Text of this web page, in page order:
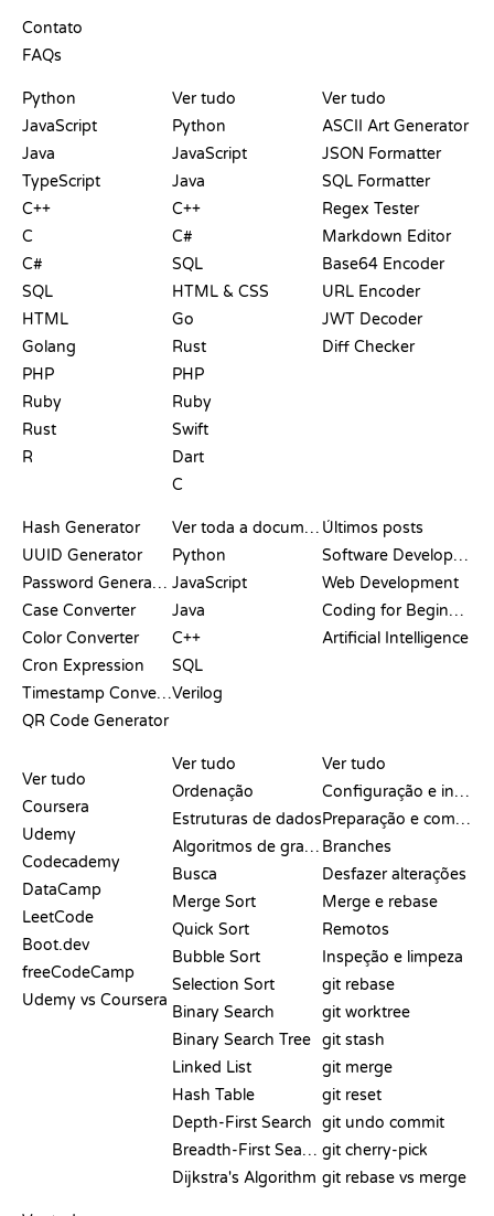
Contato
FAQs
Python
JavaScript
Java
TypeScript
C++
C
C#
SQL
HTML
Golang
PHP
Ruby
Rust
R
Ver tudo
Python
JavaScript
Java
C++
C#
SQL
HTML & CSS
Go
Rust
PHP
Ruby
Swift
Dart
C
Ver tudo
ASCII Art Generator
JSON Formatter
SQL Formatter
Regex Tester
Markdown Editor
Base64 Encoder
URL Encoder
JWT Decoder
Diff Checker
Hash Generator
UUID Generator
Password Generator
Case Converter
Color Converter
Cron Expression
Timestamp Converter
QR Code Generator
Ver toda a documentação
Python
JavaScript
Java
C++
SQL
Verilog
Últimos posts
Software Development
Web Development
Coding for Beginners
Artificial Intelligence
Ver tudo
Coursera
Udemy
Codecademy
DataCamp
LeetCode
Boot.dev
freeCodeCamp
Udemy vs Coursera
Ver tudo
Ordenação
Estruturas de dados
Algoritmos de grafos
Busca
Merge Sort
Quick Sort
Bubble Sort
Selection Sort
Binary Search
Binary Search Tree
Linked List
Hash Table
Depth-First Search
Breadth-First Search
Dijkstra's Algorithm
Ver tudo
Configuração e início
Preparação e commit
Branches
Desfazer alterações
Merge e rebase
Remotos
Inspeção e limpeza
git rebase
git worktree
git stash
git merge
git reset
git undo commit
git cherry-pick
git rebase vs merge